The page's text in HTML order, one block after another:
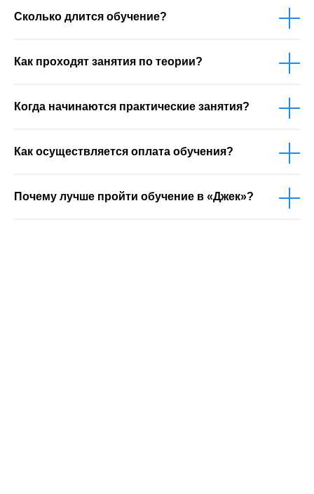
Сколько длится обучение?
Как проходят занятия по теории?
Когда начинаются практические занятия?
Как осуществляется оплата обучения?
Почему лучше пройти обучение в «Джек»?